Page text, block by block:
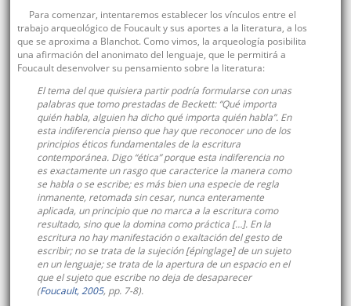
Para comenzar, intentaremos establecer los vínculos entre el
trabajo arqueológico de Foucault y sus aportes a la literatura, a los
que se aproxima a Blanchot. Como vimos, la arqueología posibilita
una afirmación del anonimato del lenguaje, que le permitirá a
Foucault desenvolver su pensamiento sobre la literatura:
El tema del que quisiera partir podría formularse con unas
palabras que tomo prestadas de Beckett: “Qué importa
quién habla, alguien ha dicho qué importa quién habla”. En
esta indiferencia pienso que hay que reconocer uno de los
principios éticos fundamentales de la escritura
contemporánea. Digo “ética” porque esta indiferencia no
es exactamente un rasgo que caracterice la manera como
se habla o se escribe; es más bien una especie de regla
inmanente, retomada sin cesar, nunca enteramente
aplicada, un principio que no marca a la escritura como
resultado, sino que la domina como práctica […]. En la
escritura no hay manifestación o exaltación del gesto de
escribir; no se trata de la sujeción [épinglage] de un sujeto
en un lenguaje; se trata de la apertura de un espacio en el
que el sujeto que escribe no deja de desaparecer
(Foucault, 2005, pp. 7-8).